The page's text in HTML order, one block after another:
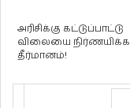
அரிசிக்கு கட்டுப்பாட்டு
விலையை நிர்ணயிக்க
தீர்மானம்!